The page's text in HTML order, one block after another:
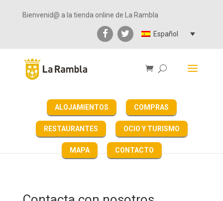
Bienvenid@ a la tienda online de La Rambla
Español
ALOJAMIENTOS COMPRAS
RESTAURANTES OCIO Y TURISMO
MAPA CONTACTO